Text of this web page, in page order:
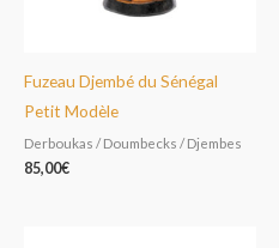
Fuzeau Djembé du Sénégal
Petit Modèle
Derboukas / Doumbecks / Djembes
85,00€